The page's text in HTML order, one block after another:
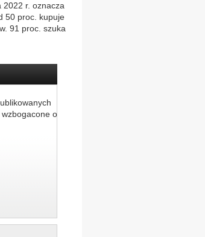
2022 r. oznacza
50 proc. kupuje
91 proc. szuka
o